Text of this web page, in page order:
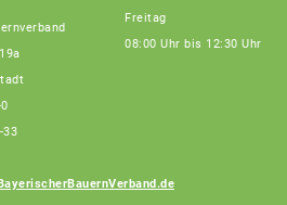
33
Freitag
08:00 Uhr bis 12:30 Uhr